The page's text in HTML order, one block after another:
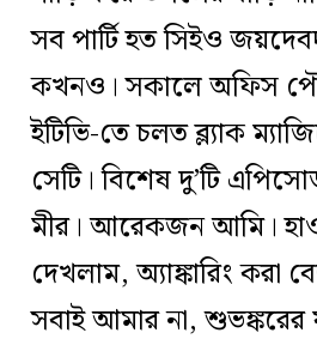
সব পার্টি হত সিইও
কখনও। সকালে অফিস
ইটিভি-তে চলত ব্ল্যাক
সেটি। বিশেষ দু’টি
মীর। আরেকজন আমি।
দেখলাম, অ্যাঙ্কারিং
সবাই আমার না,